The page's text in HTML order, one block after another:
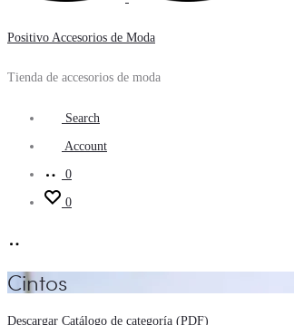
Positivo Accesorios de Moda
Tienda de accesorios de moda
Search
Account
0
0
Cintos
Descargar Catálogo de categoría (PDF)